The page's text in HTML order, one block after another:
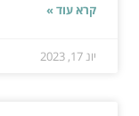
קרא עוד »
יונ 17, 2023